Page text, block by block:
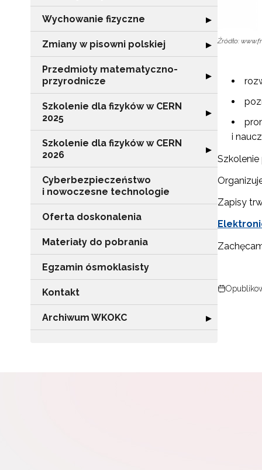
Wychowanie fizyczne Rozwiń sekcję
▶
Zmiany w pisowni polskiej Rozwiń sekcję
▶
Przedmioty matematyczno-
przyrodnicze
Rozwiń sekcję
▶
Szkolenie dla fizyków w CERN
2025
Rozwiń sekcję
▶
Szkolenie dla fizyków w CERN
2026
Rozwiń sekcję
▶
Cyberbezpieczeństwo
i nowoczesne technologie
Oferta doskonalenia
Materiały do pobrania
Egzamin ósmoklasisty
Kontakt
Archiwum WKOKC Rozwiń sekcję
▶
Źródło:
i
Zapisy